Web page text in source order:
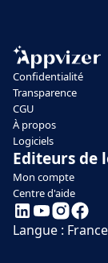
Confidentialité
Transparence
CGU
À propos
Logiciels
Editeurs de
Mon compte
Centre d'aide
Langue :